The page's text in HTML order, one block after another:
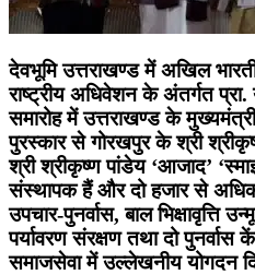
देवभूमि उत्तराखण्ड में अखिल
राष्ट्रीय अधिवेशन के अंतर्गत
समारोह में उत्तराखण्ड के
पुरस्कार से गोरखपुर के श्री
श्री श्रीकृष्ण पांडेय ‘आजाद’
संस्थापक हैं और दो हजार से अधिक
उपचार-पुनर्वास, बाल भिक्षावृत्ति
पर्यावरण संरक्षण तथा दो
समाजसेवा में उल्लेखनीय योगदन